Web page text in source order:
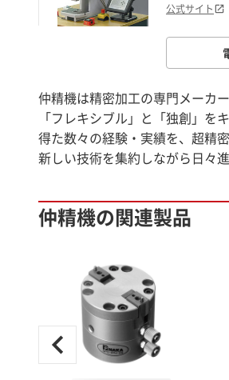
公式サイト
仲精機は精密加工の専門メーカ
「フレキシブル」と「独創」
得た数々の経験・実績を、超精
新しい技術を集約しながら日々
仲精機の関連製品